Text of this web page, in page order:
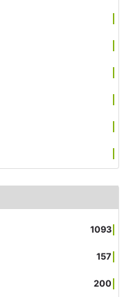
1093
157
200